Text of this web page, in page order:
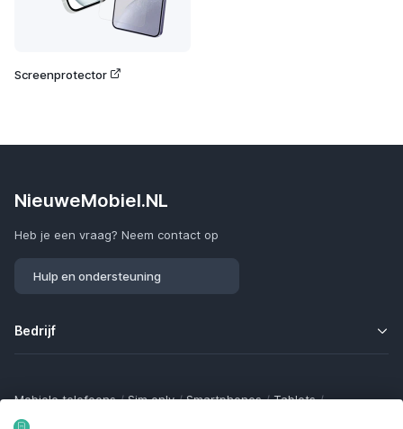
Screenprotector
NieuweMobiel.NL
Heb je een vraag? Neem contact op
Hulp en ondersteuning
Bedrijf
Mobiele telefoons / Sim only / Smartphones / Tablets /
Smartwatches